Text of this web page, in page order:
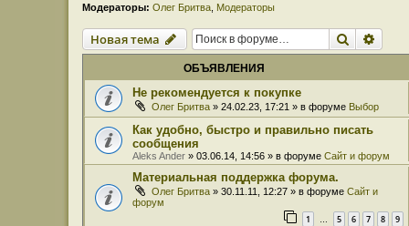
Модераторы: Олег Бритва Модераторы
Новая тема Поиск
ОБЪЯВЛЕНИЯ
Не рекомендуется к покупке
Олег Бритва » 24.02.23, 17:21 » в форуме Выбор
Как удобно, быстро и правильно писать
сообщения
Aleks Ander » 03.06.14, 14:56 » в форуме Сайт и форум
Материальная поддержка форума.
Олег Бритва » 30.11.11, 12:27 » в форуме Сайт и
форум
1 … 5 6 7 8 9